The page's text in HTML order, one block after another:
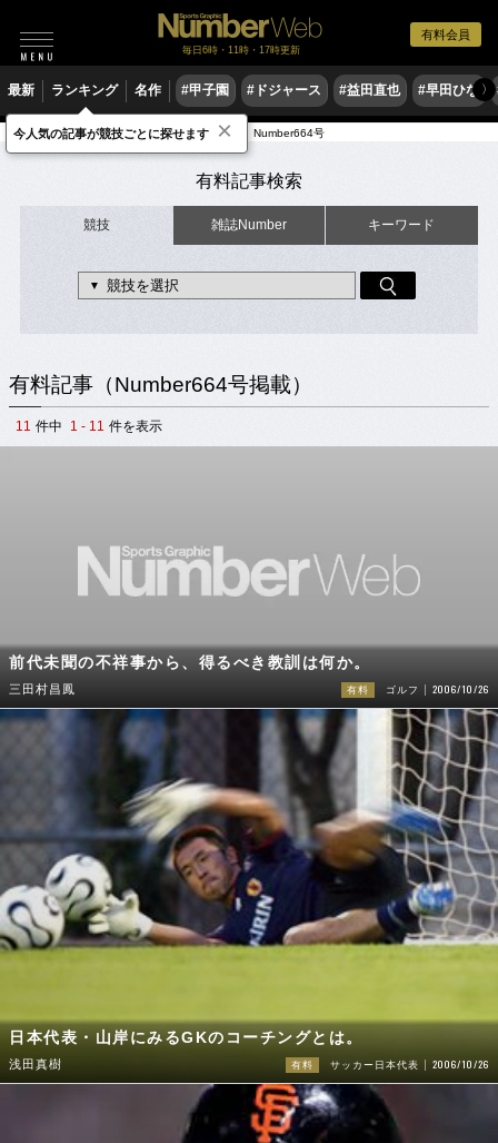
有料会員
毎日6時・11時・17時更新
最新 ランキング 名作 #甲子園 #ドジャース #益田直也 #早田ひな 〉
有料記事 出典元雑誌（2006年発売） Number664号
有料記事検索
競技 雑誌Number キーワード
有料記事（Number664号掲載）
11 件中 1 - 11 件を表示
前代未聞の不祥事から、得るべき教訓は何か。
三田村昌鳳 有料 ゴルフ 2006/10/26
日本代表・山岸にみるGKのコーチングとは。
浅田真樹 有料 サッカー日本代表 2006/10/26
今人気の記事が競技ごとに探せます ×